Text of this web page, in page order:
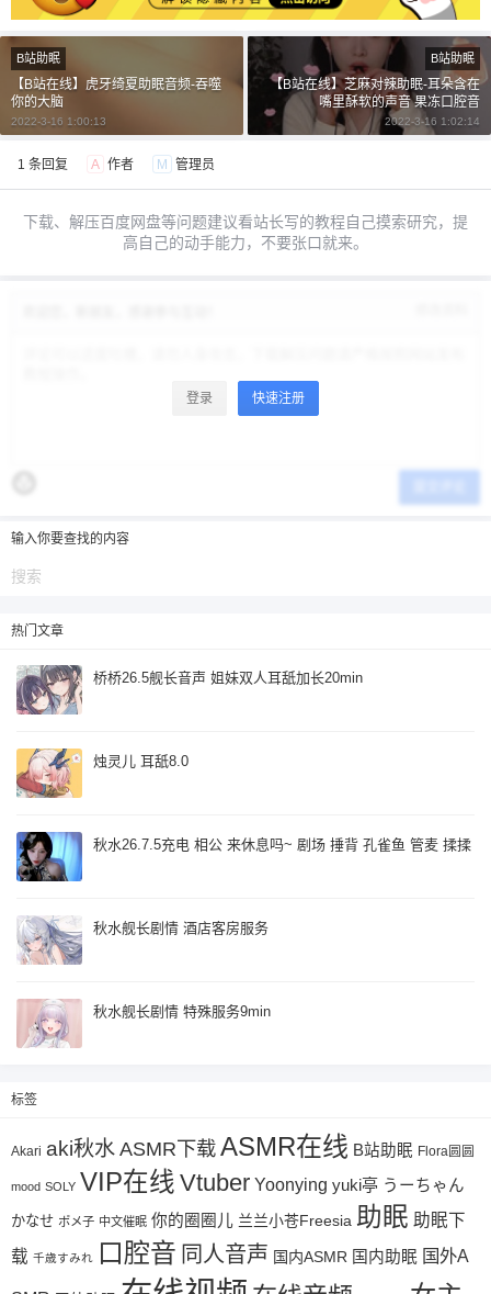
2 元 5 元 10 元
50 元 自定义
立刻支付
付费内容
¥
B站助眠
【B站在线】虎牙绮夏助眠音频-吞噬
你的大脑
2022-3-16 1:00:13
B站助眠
【B站在线】芝麻对辣助眠-耳朵含在
嘴里酥软的声音 果冻口腔音
2022-3-16 1:02:14
1 条回复 A 作者 M 管理员
下载、解压百度网盘等问题建议看站长写的教程自己摸索研究，提
高自己的动手能力，不要张口就来。
登录 快速注册
输入你要查找的内容
热门文章
桥桥26.5舰长音声 姐妹双人耳舐加长20min
烛灵儿 耳舐8.0
秋水26.7.5充电 相公 来休息吗~ 剧场 捶背 孔雀鱼 管麦 揉揉
秋水舰长剧情 酒店客房服务
秋水舰长剧情 特殊服务9min
标签
Akari aki秋水ASMR下载ASMR在线 B站助眠 Flora圆圆
mood SOLY VIP在线 Vtuber Yoonying yuki亭 うーちゃん
かなせ ポメ子 中文催眠 你的圈圈儿 兰兰小苍Freesia 助眠 助眠下
载 千歳すみれ 口腔音 同人音声 国内ASMR 国内助眠 国外A
限。